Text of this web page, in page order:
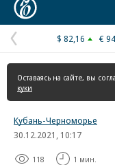
Предыдущая
страница
$ 82,16 €
Оставаясь на сайте, вы
куки
Кубань-Черноморье
30.12.2021, 10:17
118 1 мин.